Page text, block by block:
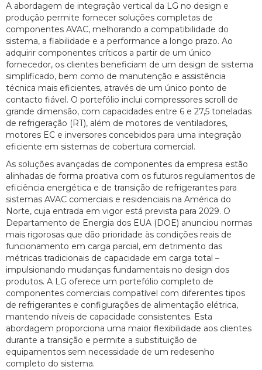
A abordagem de integração vertical da LG no design e
produção permite fornecer soluções completas de
componentes AVAC, melhorando a compatibilidade do
sistema, a fiabilidade e a performance a longo prazo. Ao
adquirir componentes críticos a partir de um único
fornecedor, os clientes beneficiam de um design de sistema
simplificado, bem como de manutenção e assistência
técnica mais eficientes, através de um único ponto de
contacto fiável. O portefólio inclui compressores scroll de
grande dimensão, com capacidades entre 6 e 27,5 toneladas
de refrigeração (RT), além de motores de ventiladores,
motores EC e inversores concebidos para uma integração
eficiente em sistemas de cobertura comercial.
As soluções avançadas de componentes da empresa estão
alinhadas de forma proativa com os futuros regulamentos de
eficiência energética e de transição de refrigerantes para
sistemas AVAC comerciais e residenciais na América do
Norte, cuja entrada em vigor está prevista para 2029. O
Departamento de Energia dos EUA (DOE) anunciou normas
mais rigorosas que dão prioridade às condições reais de
funcionamento em carga parcial, em detrimento das
métricas tradicionais de capacidade em carga total –
impulsionando mudanças fundamentais no design dos
produtos. A LG oferece um portefólio completo de
componentes comerciais compatível com diferentes tipos
de refrigerantes e configurações de alimentação elétrica,
mantendo níveis de capacidade consistentes. Esta
abordagem proporciona uma maior flexibilidade aos clientes
durante a transição e permite a substituição de
equipamentos sem necessidade de um redesenho
completo do sistema.